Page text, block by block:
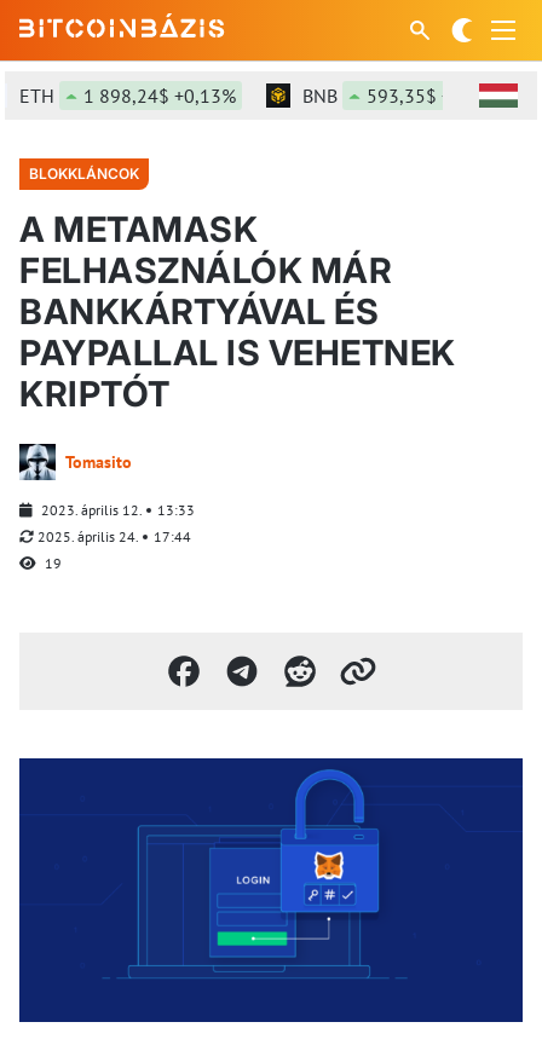
1 898,24$ +0,13% BNB 593,35$ +0,02%
BLOKKLÁNCOK
A METAMASK
FELHASZNÁLÓK MÁR
BANKKÁRTYÁVAL ÉS
PAYPALLAL IS VEHETNEK
KRIPTÓT
Tomasito
2023. április 12.
13:33
2025. április 24.
17:44
19